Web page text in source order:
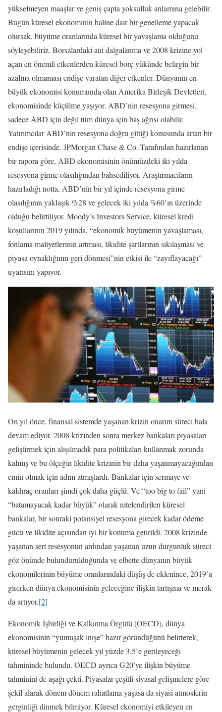
yükselmeyen maaşlar ve geniş çapta yoksulluk anlamına gelebilir.
Bugün küresel ekonominin haline dair bir genelleme yapacak
olursak, büyüme oranlarında küresel bir yavaşlama olduğunu
söyleyebiliriz. Borsalardaki ani dalgalanma ve 2008 krizine yol
açan en önemli etkenlerden küresel borç yükünde belirgin bir
azalma olmaması endişe yaratan diğer etkenler. Dünyanın en
büyük ekonomisi konumunda olan Amerika Birleşik Devletleri,
ekonomisinde küçülme yaşıyor. ABD’nin resesyona girmesi,
sadece ABD için değil tüm dünya için baş ağrısı olabilir.
Yatırımcılar ABD’nin resesyona doğru gittiği konusunda artan bir
endişe içerisinde. JPMorgan Chase & Co. Tarafından hazırlanan
bir rapora göre, ABD ekonomisinin önümüzdeki iki yılda
resesyona girme olasılığından bahsediliyor. Araştırmacıların
hazırladığı notta, ABD’nin bir yıl içinde resesyona girme
olasılığının yaklaşık %28 ve gelecek iki yılda %60’ın üzerinde
olduğu belirtiliyor. Moody’s Investors Service, küresel kredi
koşullarının 2019 yılında, “ekonomik büyümenin yavaşlaması,
fonlama maliyetlerinin artması, likidite şartlarının sıkılaşması ve
piyasa oynaklığının geri dönmesi”nin etkisi ile “zayıflayacağı”
uyarısını yapıyor.
On yıl önce, finansal sistemde yaşanan krizin onarım süreci hala
devam ediyor. 2008 krizinden sonra merkez bankaları piyasaları
geliştirmek için alışılmadık para politikaları kullanmak zorunda
kalmış ve bu ölçeğin likidite krizinin bir daha yaşanmayacağından
emin olmak için adım atmışlardı. Bankalar için sermaye ve
kaldıraç oranları şimdi çok daha güçlü. Ve “too big to fail” yani
“batamayacak kadar büyük” olarak nitelendirilen küresel
bankalar, bir sonraki potansiyel resesyona girecek kadar ödeme
gücü ve likidite açısından iyi bir konuma getirildi. 2008 krizinde
yaşanan sert resesyonun ardından yaşanan uzun durgunluk süreci
göz önünde bulundurulduğunda ve elbette dünyanın büyük
ekonomilerinin büyüme oranlarındaki düşüş de eklenince, 2019’a
girerken dünya ekonomisinin geleceğine ilişkin tartışma ve merak
da artıyor.[2]
Ekonomik İşbirliği ve Kalkınma Örgütü (OECD), dünya
ekonomisinin “yumuşak inişe” hazır göründüğünü belirterek,
küresel büyümenin gelecek yıl yüzde 3,5’e gerileyeceği
tahmininde bulundu. OECD ayrıca G20’ye ilişkin büyüme
tahminini de aşağı çekti. Piyasalar çeşitli siyasal gelişmelere göre
şekil alarak dönem dönem rahatlama yaşasa da siyasi atmosferin
gerginliği dinmek bilmiyor. Küresel ekonomiyi etkileyen en